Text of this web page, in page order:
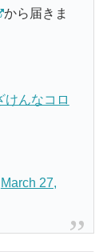
から届きま
けんなコロ
March 27,